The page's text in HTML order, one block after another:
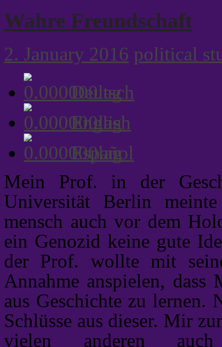
Wahre Freundschaft
2. January 2016 political
Deutsch
English
Español
Mein Prof. in der
Universität Berlin
mensch auch vor dem
ein Genozid keine gute
der Prof. wollte mit
Annahme anspielen,
aus Geschichte zu lernen.
Schlüsse aus dieser. Mir
vielen anderen